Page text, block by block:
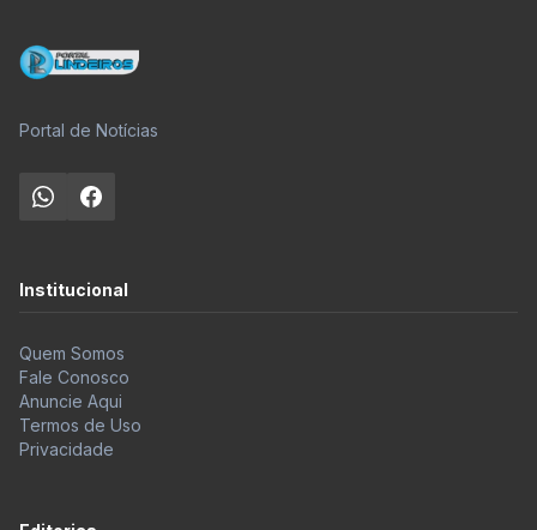
Quem Somos
Fale Conosco
Anuncie Aqui
Termos de Uso